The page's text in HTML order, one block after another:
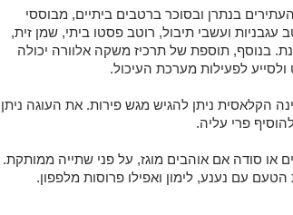
בנתרן ובסוכר ברטבים ביתיים, מבוססי
עגבניות ועשבי תיבול, רוטב פסטו ביתי, שמן זית,
בנוסף, תוספת של תרכיז משקה אלוורה יכולה
לפעילות מערכת העיכול.
הקלאסית ניתן להגיש מגש פירות. את העוגה ניתן
פרי עליה.
או סודה אם אוהבים מוגז, על פני שתייה ממותקת.
הטעם עם נענע, לימון ואפילו פרוסות מלפפון.